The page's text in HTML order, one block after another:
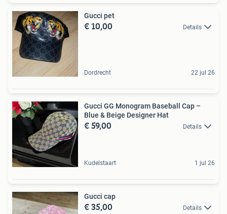
Gucci pet
€ 10,00 Details
Dordrecht 22 jul 26
Gucci GG Monogram Baseball Cap –
Blue & Beige Designer Hat
€ 59,00 Details
Kudelstaart 1 jul 26
Gucci cap
€ 35,00 Details